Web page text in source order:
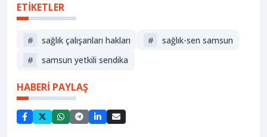
ETİKETLER
# sağlık çalışanları hakları #
sağlık-sen samsun
#
samsun yetkili sendika
HABERİ PAYLAŞ